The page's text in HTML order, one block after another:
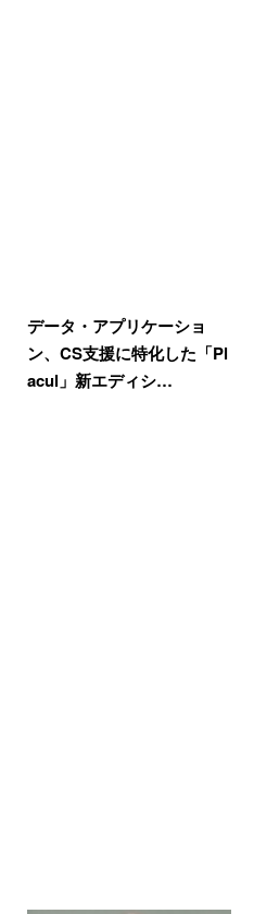
データ・アプリケーショ
ン、CS支援に特化した「Pl
acul」新エディシ…